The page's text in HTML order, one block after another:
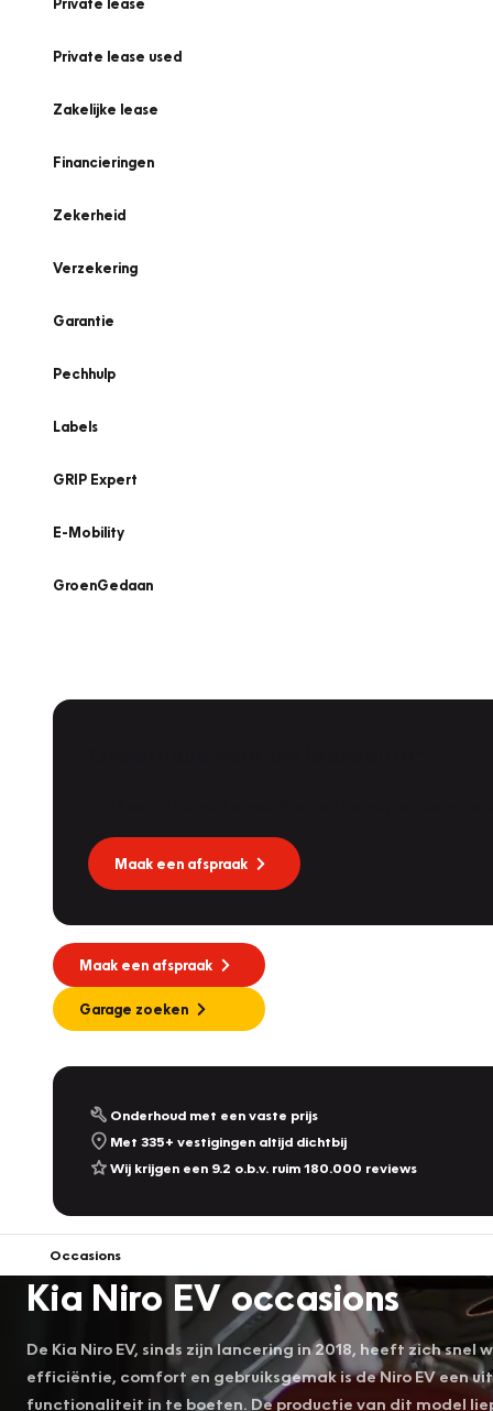
Private lease used
Zakelijke lease
Financieringen
Zekerheid
Verzekering
Garantie
Pechhulp
Labels
GRIP Expert
E-Mobility
GroenGedaan
Maak een afspraak
Maak een afspraak
Garage zoeken
Onderhoud met een vaste prijs
Met 335+ vestigingen altijd dichtbij
Wij krijgen een 9.2 o.b.v. ruim 180.000 reviews
Occasions
Kia Niro EV occasions
De Kia Niro EV, sinds zijn lancering in 2018, heeft zich
efficiëntie, comfort en gebruiksgemak is de Niro EV een
functionaliteit in te boeten. De productie van dit model